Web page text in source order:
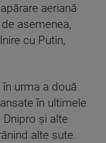
aeriană
asemenea,
cu Putin,
urma a două
în ultimele
și alte
alte sute.